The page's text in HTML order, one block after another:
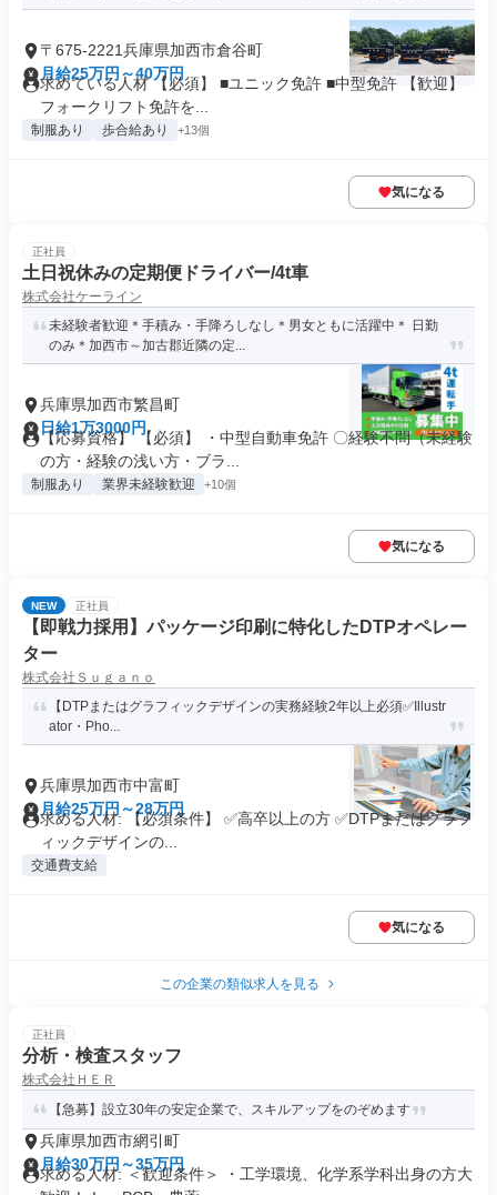
〒675-2221兵庫県加西市倉谷町
月給25万円～40万円
求めている人材 【必須】 ■ユニック免許 ■中型免許 【歓迎】
フォークリフト免許を...
制服あり 歩合給あり +13個
気になる
正社員
土日祝休みの定期便ドライバー/4t車
株式会社ケーライン
未経験者歓迎＊手積み・手降ろしなし＊男女ともに活躍中＊ 日勤
のみ＊加西市～加古郡近隣の定...
兵庫県加西市繁昌町
日給1万3000円
【応募資格】 【必須】 ・中型自動車免許 〇経験不問（未経験
の方・経験の浅い方・ブラ...
制服あり 業界未経験歓迎 +10個
気になる
NEW 正社員
【即戦力採用】パッケージ印刷に特化したDTPオペレー
ター
株式会社Ｓｕｇａｎｏ
【DTPまたはグラフィックデザインの実務経験2年以上必須✅️Illustr
ator・Pho...
兵庫県加西市中富町
月給25万円～28万円
求める人材: 【必須条件】 ✅️高卒以上の方 ✅️DTPまたはグラフ
ィックデザインの...
交通費支給
気になる
この企業の類似求人を見る
正社員
分析・検査スタッフ
株式会社ＨＥＲ
【急募】設立30年の安定企業で、スキルアップをのぞめます
兵庫県加西市網引町
月給30万円～35万円
求める人材: ＜歓迎条件＞ ・工学環境、化学系学科出身の方大